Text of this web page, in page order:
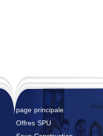
page principale
Offres SPU